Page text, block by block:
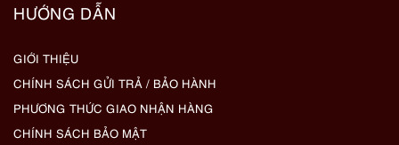
HƯỚNG DẪN
GIỚI THIỆU
CHÍNH SÁCH GỬI TRẢ / BẢO HÀNH
PHƯƠNG THỨC GIAO NHẬN HÀNG
CHÍNH SÁCH BẢO MẬT